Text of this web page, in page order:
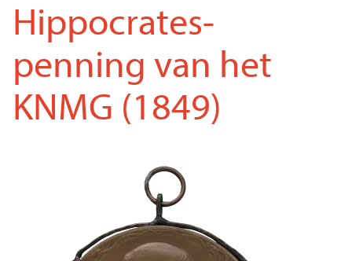
Hippocrates-
penning van het
KNMG (1849)